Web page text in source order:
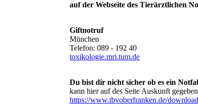
auf der Webseite des Tierärztlichen
Giftnotruf
München
Telefon: 089 - 192 40
toxikologie.mri.tum.de
Du bist dir nicht sicher ob es ein
kann hier auf des Seite Auskunft
https://www.tbvoberfranken.de/